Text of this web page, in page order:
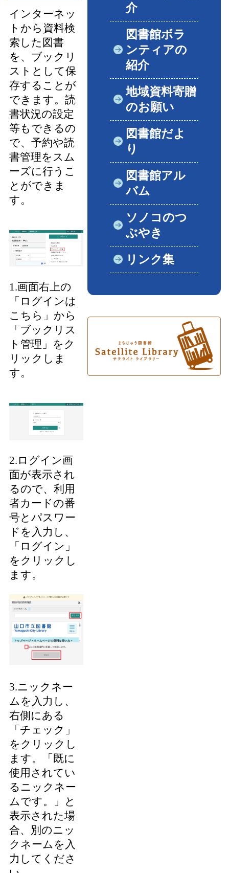
インターネッ
トから資料検
索した図書
を、ブックリ
ストとして保
存することが
できます。読
書状況の設定
等もできるの
で、予約や読
書管理をスム
ーズに行うこ
とができま
す。
1.画面右上の
「ログインは
こちら」から
「ブックリス
ト管理」をク
リックしま
す。
2.ログイン画
面が表示され
るので、利用
者カードの番
号とパスワー
ドを入力し、
「ログイン」
をクリックし
ます。
3.ニックネー
ムを入力し、
右側にある
「チェック」
をクリックし
ます。「既に
使用されてい
るニックネー
ムです。」と
表示された場
合、別のニッ
クネームを入
力してくださ
介
図書館ボラ
ンティアの
紹介
地域資料寄贈
のお願い
図書館だよ
り
図書館アル
バム
ソノコのつ
ぶやき
リンク集